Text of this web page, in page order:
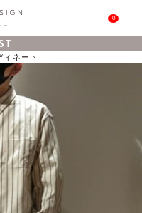
0
ィネート